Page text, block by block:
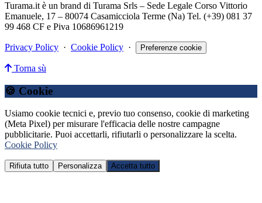
Turama.it è un brand di Turama Srls – Sede Legale Corso Vittorio
Emanuele, 17 – 80074 Casamicciola Terme (Na) Tel. (+39) 081 37
99 468 CF e Piva 10686961219
Privacy Policy · Cookie Policy · Preferenze cookie
Torna sù
🍪 Cookie
Usiamo cookie tecnici e, previo tuo consenso, cookie di marketing
(Meta Pixel) per misurare l'efficacia delle nostre campagne
pubblicitarie. Puoi accettarli, rifiutarli o personalizzare la scelta.
Cookie Policy
Rifiuta tutto Personalizza Accetta tutto